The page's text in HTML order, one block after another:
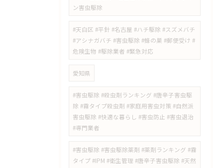
ン害虫駆除
#天白区 #平針 #名古屋 #ハチ駆除 #スズメバチ
#アシナガバチ #害虫駆除 #蜂の巣 #郵便受け #
危険生物 #駆除業者 #緊急対応
愛知県
#害虫駆除 #殺虫剤ランキング #唐辛子害虫駆
除 #霧タイプ殺虫剤 #家庭用害虫対策 #自然派
害虫駆除 #快適な暮らし #害虫防止 #害虫退治
#専門業者
#害虫駆除 #害虫駆除薬剤 #薬剤ランキング #霧
タイプ #IPM #衛生管理 #唐辛子害虫駆除 #天然